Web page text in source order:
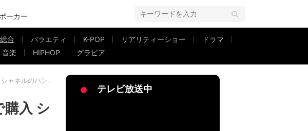
ポーカー
合 バラエティ K-POP リアリティーショー
ドラマ
音楽 HIPHOP グラビア
ャネルのパンストを合わせたコーデ披露
入 シ
テレビ放送中